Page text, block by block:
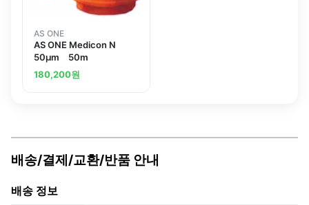
AS ONE
AS ONE Medicon N
50μm 50m
180,200원
배송/결제/교환/반품 안내
배송 정보